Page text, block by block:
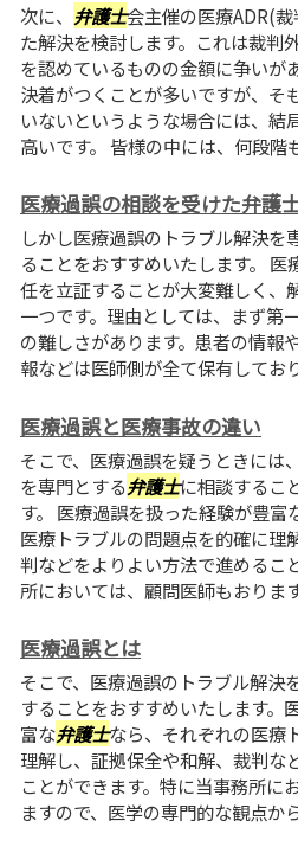
次に、 弁護士会主催の医療ADR(
た解決を検討します。これは裁判
を認めているものの金額に争いが
決着がつくことが多いですが、そ
いないというような場合には、結
高いです。 皆様の中には、何段階
医療過誤の相談を受けた弁護
しかし医療過誤のトラブル解決を
ることをおすすめいたします。
任を立証することが大変難しく、
一つです。理由としては、まず第
の難しさがあります。患者の情報
報などは医師側が全て保有してお
医療過誤と医療事故の違い
そこで、医療過誤を疑うときには
を専門とする弁護士に相談するこ
す。 医療過誤を扱った経験が豊富
医療トラブルの問題点を的確に理
判などをよりよい方法で進めるこ
所においては、顧問医師もおりま
医療過誤とは
そこで、医療過誤のトラブル解決
することをおすすめいたします。
富な弁護士なら、それぞれの医療
理解し、証拠保全や和解、裁判な
ことができます。特に当事務所に
ますので、医学の専門的な観点か